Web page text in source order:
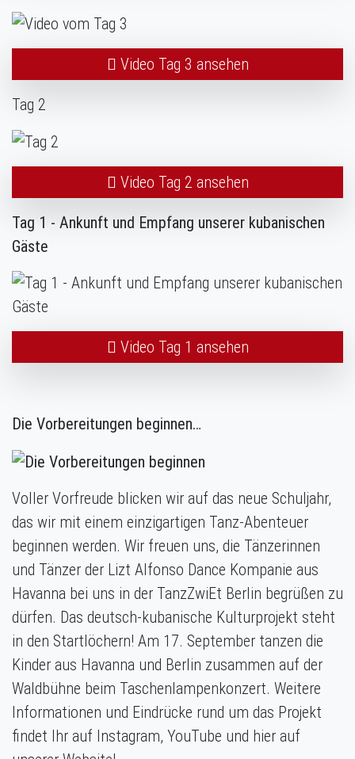
Video Tag 3 ansehen
Tag 2
Video Tag 2 ansehen
Tag 1 - Ankunft und Empfang unserer kubanischen
Gäste
Video Tag 1 ansehen
Die Vorbereitungen beginnen…
Voller Vorfreude blicken wir auf das neue Schuljahr,
das wir mit einem einzigartigen Tanz-Abenteuer
beginnen werden. Wir freuen uns, die Tänzerinnen
und Tänzer der Lizt Alfonso Dance Kompanie aus
Havanna bei uns in der TanzZwiEt Berlin begrüßen zu
dürfen. Das deutsch-kubanische Kulturprojekt steht
in den Startlöchern! Am 17. September tanzen die
Kinder aus Havanna und Berlin zusammen auf der
Waldbühne beim Taschenlampenkonzert. Weitere
Informationen und Eindrücke rund um das Projekt
findet Ihr auf Instagram, YouTube und hier auf